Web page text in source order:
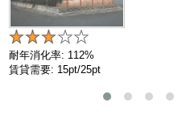
耐年消化率: 112%
賃貸需要: 15pt/25pt